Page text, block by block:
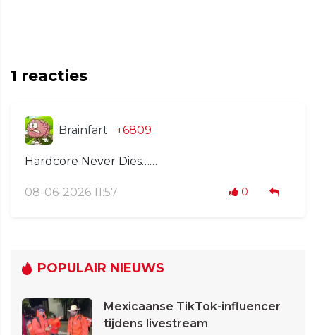
1 reacties
Brainfart +6809
Hardcore Never Dies……
08-06-2026 11:57 0
POPULAIR NIEUWS
Mexicaanse TikTok-influencer
tijdens livestream